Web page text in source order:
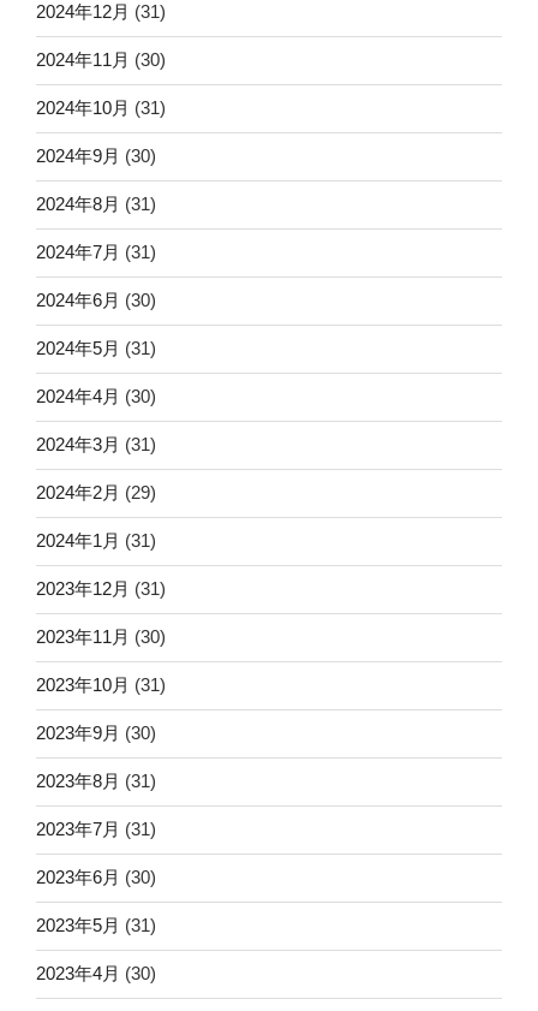
2024年12月 (31)
2024年11月 (30)
2024年10月 (31)
2024年9月 (30)
2024年8月 (31)
2024年7月 (31)
2024年6月 (30)
2024年5月 (31)
2024年4月 (30)
2024年3月 (31)
2024年2月 (29)
2024年1月 (31)
2023年12月 (31)
2023年11月 (30)
2023年10月 (31)
2023年9月 (30)
2023年8月 (31)
2023年7月 (31)
2023年6月 (30)
2023年5月 (31)
2023年4月 (30)